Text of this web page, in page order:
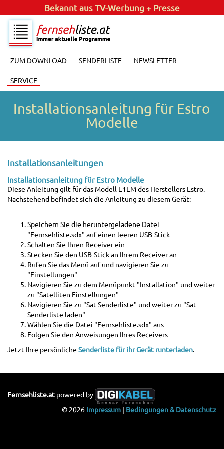
Bekannt ausTV-Werbung + Presse
ZUM DOWNLOAD SENDERLISTE NEWSLETTER
SERVICE
Installationsanleitung für Estro
Modelle
Installationsanleitungen
Installationsanleitung für Estro Modelle
Diese Anleitung gilt für das Modell E1EM des Herstellers Estro.
Nachstehend befindet sich die Anleitung zu diesem Gerät:
Speichern Sie die heruntergeladene Datei
"Fernsehliste.sdx" auf einen leeren USB-Stick
Schalten Sie Ihren Receiver ein
Stecken Sie den USB-Stick an Ihrem Receiver an
Rufen Sie das Menü auf und navigieren Sie zu
"Einstellungen"
Navigieren Sie zu dem Menüpunkt "Installation" und weiter
zu "Satelliten Einstellungen"
Navigieren Sie zu "Sat-Senderliste" und weiter zu "Sat
Senderliste laden"
Wählen Sie die Datei "Fernsehliste.sdx" aus
Folgen Sie den Anweisungen Ihres Receivers
Jetzt Ihre persönliche Senderliste für ihr Gerät runterladen.
Fernsehliste.at powered by
© 2026 Impressum | Bedingungen & Datenschutz